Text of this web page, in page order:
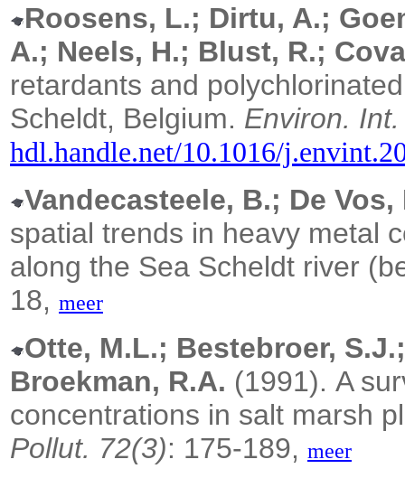
Roosens, L.; Dirtu, A.;
A.; Neels, H.; Blust, R.;
retardants and
Scheldt, Belgium. Environ.
hdl.handle.net/10.1016/
Vandecasteele, B.; De Vos,
spatial trends in heavy metal
along the Sea Scheldt river
18, meer
Otte, M.L.; Bestebroer,
Broekman, R.A. (1991). A
concentrations in salt marsh
Pollut. 72(3): 175-189, meer